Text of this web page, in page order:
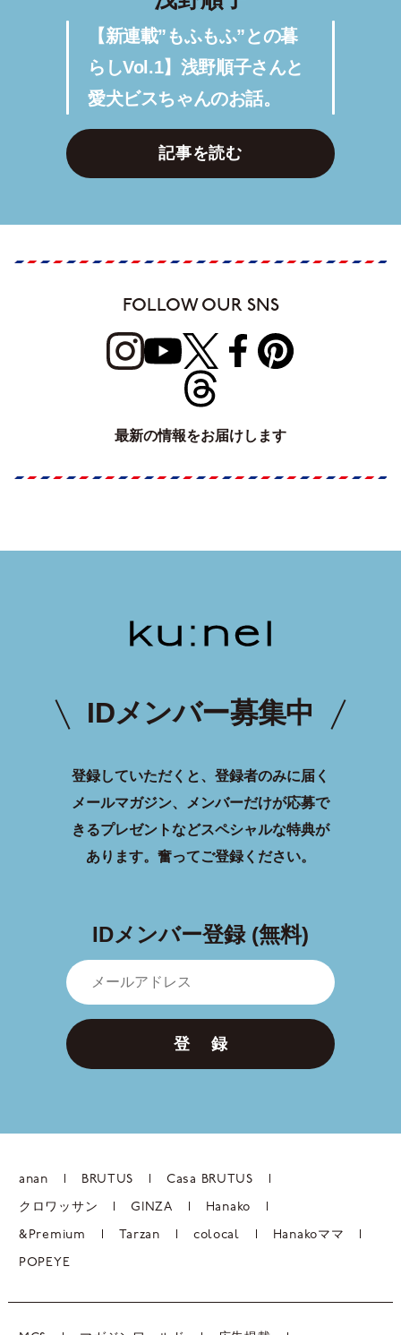
【新連載”もふもふ”との暮
らしVol.1】浅野順子さんと
愛犬ビスちゃんのお話。
記事を読む
FOLLOW OUR SNS
最新の情報をお届けします
IDメンバー募集中
登録していただくと、登録者のみに届く
メールマガジン、メンバーだけが応募で
きるプレゼントなどスペシャルな特典が
あります。 奮ってご登録ください。
IDメンバー登録 (無料)
登 録
anan BRUTUS Casa BRUTUS
クロワッサン GINZA Hanako
&Premium Tarzan colocal Hanakoママ
POPEYE